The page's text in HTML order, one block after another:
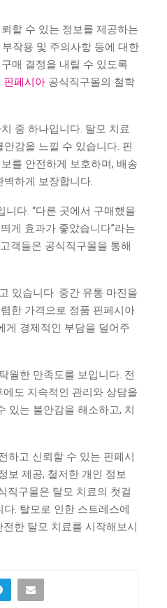
할 수 있는 정보를 제공하는
작용 및 주의사항 등에 대한
매 결정을 내릴 수 있도록
핀페시아 공식직구몰의 철학
중 하나입니다. 탈모 치료
감을 느낄 수 있습니다. 핀
를 안전하게 보호하며, 배송
하게 보장합니다.
다. “다른 곳에서 구매했을
게 효과가 좋았습니다”라는
객들은 공식직구몰을 통해
있습니다. 중간 유통 마진을
한 가격으로 정품 핀페시아
게 경제적인 부담을 덜어주
월한 만족도를 보입니다. 전
도 지속적인 관리와 상담을
있는 불안감을 해소하고, 치
하고 신뢰할 수 있는 핀페시
보 제공, 철저한 개인 정보
직구몰은 탈모 치료의 첫걸
. 탈모로 인한 스트레스에
한 탈모 치료를 시작해보시